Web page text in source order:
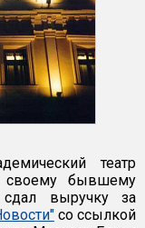
театр
бывшему
выручку за
со ссылкой